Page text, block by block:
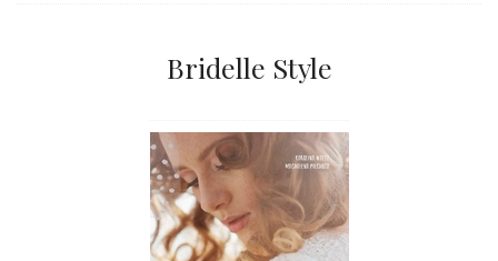
Bridelle Style